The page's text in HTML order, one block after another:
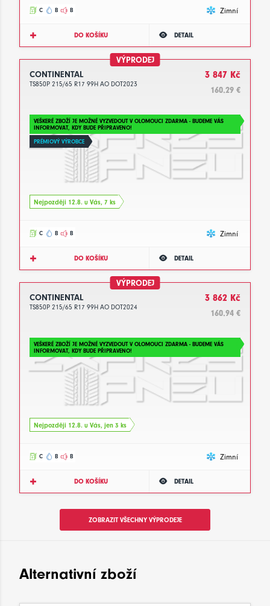
C B B Zimní
DO KOŠÍKU DETAIL
VÝPRODEJ
CONTINENTAL
TS850P 215/65 R17 99H AO DOT2023
3 847 Kč
160.29 €
VEŠKERÉ ZBOŽÍ JE MOŽNÉ VYZVEDOUT V OLOMOUCI ZDARMA - BUDEME VÁS
INFORMOVAT, KDY BUDE PŘIPRAVENO!
PRÉMIOVÝ VÝROBCE
Nejpozději 12.8. u Vás, 7 ks
C B B Zimní
DO KOŠÍKU DETAIL
VÝPRODEJ
CONTINENTAL
TS850P 215/65 R17 99H AO DOT2024
3 862 Kč
160.94 €
VEŠKERÉ ZBOŽÍ JE MOŽNÉ VYZVEDOUT V OLOMOUCI ZDARMA - BUDEME VÁS
INFORMOVAT, KDY BUDE PŘIPRAVENO!
Nejpozději 12.8. u Vás, jen 3 ks
C B B Zimní
DO KOŠÍKU DETAIL
ZOBRAZIT VŠECHNY VÝPRODEJE
Alternativní zboží